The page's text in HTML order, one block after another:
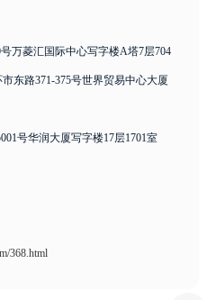
万菱汇国际中心写字楼A塔7层704
东路371-375号世界贸易中心大厦
号华润大厦写字楼17层1701室
368.html